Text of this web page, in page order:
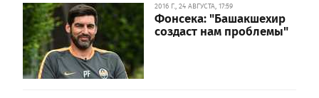
2016 Г., 24 АВГУСТА, 17:59
Фонсека: "Башакшехир
создаст нам проблемы"